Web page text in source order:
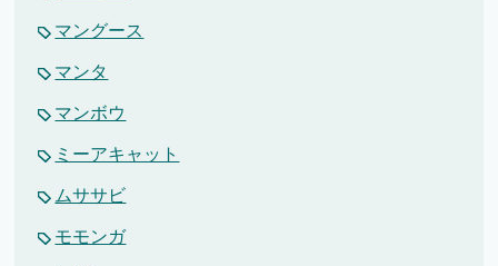
マングース
マンタ
マンボウ
ミーアキャット
ムササビ
モモンガ